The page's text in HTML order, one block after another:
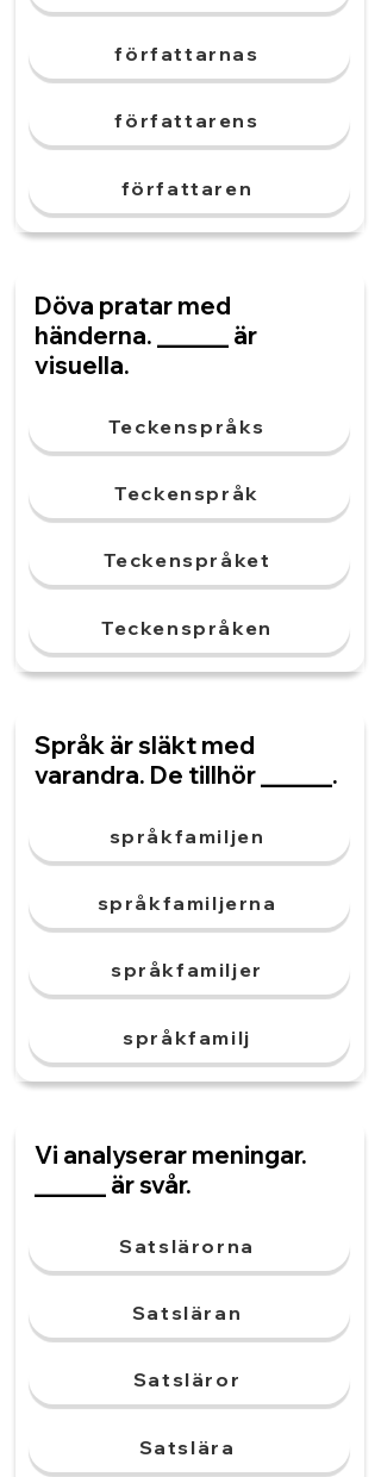
författarnas
författarens
författaren
Döva pratar med
händerna. ______ är
visuella.
Teckenspråks
Teckenspråk
Teckenspråket
Teckenspråken
Språk är släkt med
varandra. De tillhör ______.
språkfamiljen
språkfamiljerna
språkfamiljer
språkfamilj
Vi analyserar meningar.
______ är svår.
Satslärorna
Satsläran
Satsläror
Satslära